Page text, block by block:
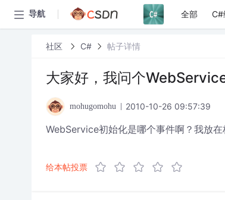
导航 全部 C#
社区 C# 帖子详情
大家好，我问个
mohugomohu 2010-10-26 09:57:39
WebService初始化是哪个事件啊？我放在
给本帖投票